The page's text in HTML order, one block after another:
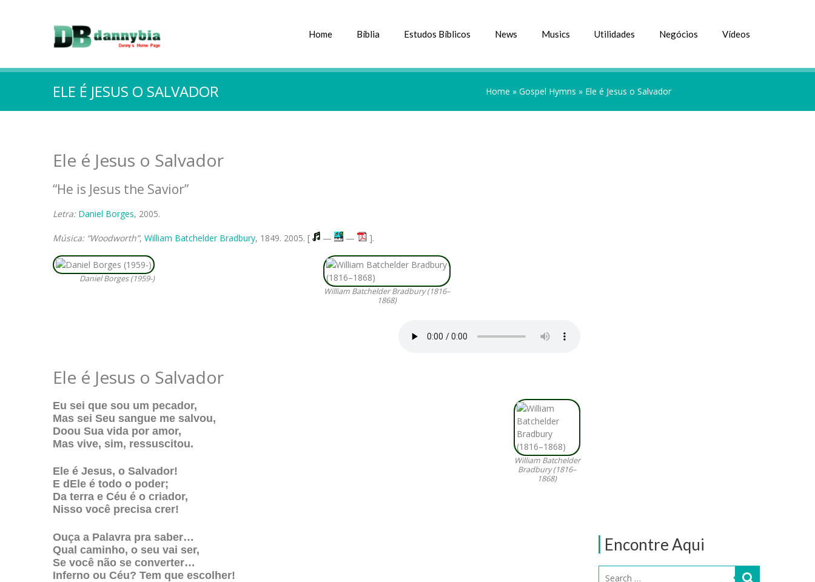
Home Bíblia Estudos Bíblicos News Musics Utilidades Negócios Vídeos
ELE É JESUS O SALVADOR Home » Gospel Hymns » Ele é Jesus o Salvador
Encontre Aqui
Ele é Jesus o Salvador
“He is Jesus the Savior”
Letra: Daniel Borges, 2005.
Música: “Wood­worth”, William Batchelder Bradbury, 1849. 2005. [ — — ].
Daniel Borges (1959-)
William Batchelder Bradbury (1816–
1868)
Ele é Jesus o Salvador
William Batchelder
Bradbury (1816–
1868)
Eu sei que sou um pecador,
Mas sei Seu sangue me salvou,
Doou Sua vida por amor,
Mas vive, sim, ressuscitou.
Ele é Jesus, o Salvador!
E dEle é todo o poder;
Da terra e Céu é o criador,
Nisso você precisa crer!
Ouça a Palavra pra saber…
Qual caminho, o seu vai ser,
Se você não se converter…
Inferno ou Céu? Tem que escolher!